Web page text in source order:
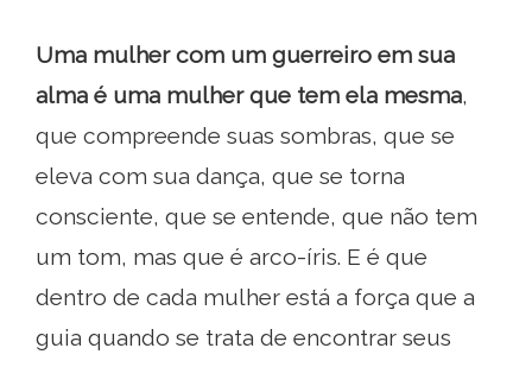
Uma mulher com um guerreiro em sua
alma é uma mulher que tem ela mesma,
que compreende suas sombras, que se
eleva com sua dança, que se torna
consciente, que se entende, que não tem
um tom, mas que é arco-íris. E é que
dentro de cada mulher está a força que a
guia quando se trata de encontrar seus